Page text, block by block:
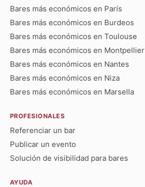
Bares más económicos en París
Bares más económicos en Burdeos
Bares más económicos en Toulouse
Bares más económicos en Montpellier
Bares más económicos en Nantes
Bares más económicos en Niza
Bares más económicos en Marsella
PROFESIONALES
Referenciar un bar
Publicar un evento
Solución de visibilidad para bares
AYUDA